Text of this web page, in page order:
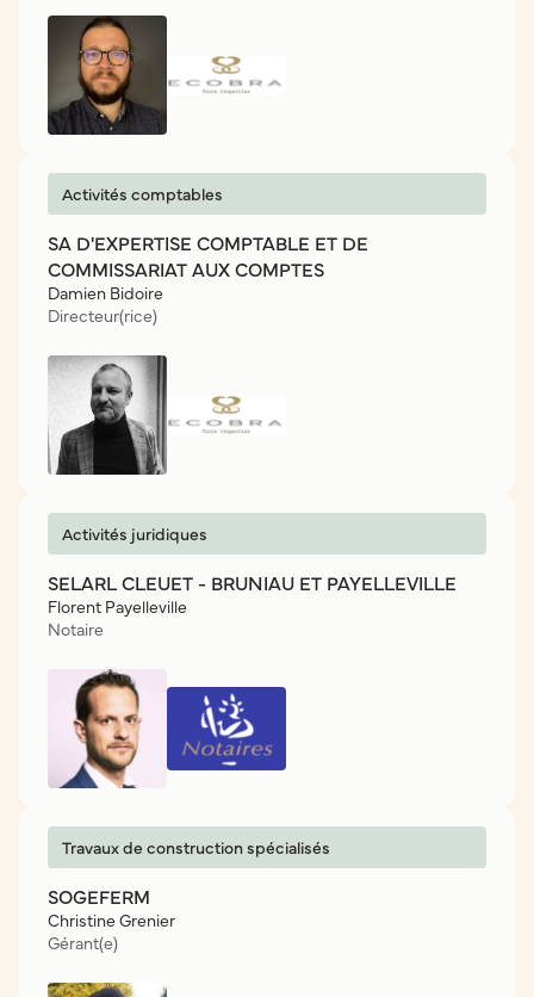
Activités comptables
SA D'EXPERTISE COMPTABLE ET DE
COMMISSARIAT AUX COMPTES
Damien Bidoire
Directeur(rice)
Activités juridiques
SELARL CLEUET - BRUNIAU ET PAYELLEVILLE
Florent Payelleville
Notaire
Travaux de construction spécialisés
SOGEFERM
Christine Grenier
Gérant(e)